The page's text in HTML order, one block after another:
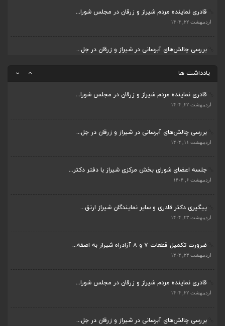
اردیبهشت ۲۲, ۱۴۰۴
اردیبهشت ۱۱, ۱۴۰۴
یادداشت ها
پیگیری دکتر قادری و سایر نمایندگان شیراز ارتق...
اردیبهشت ۲۳, ۱۴۰۴
ضرورت تکمیل قطعات ۷ و ۸ آزادراه شیراز به اصفه...
اردیبهشت ۲۲, ۱۴۰۴
اردیبهشت ۱۱, ۱۴۰۴
اردیبهشت ۶, ۱۴۰۴
اردیبهشت ۲۳, ۱۴۰۴
اردیبهشت ۲۳, ۱۴۰۴
اردیبهشت ۲۲, ۱۴۰۴
اردیبهشت ۱۱, ۱۴۰۴